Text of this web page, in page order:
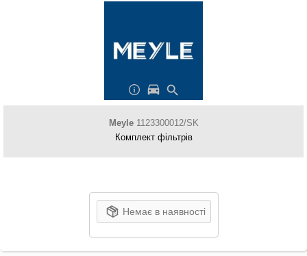
Meyle1123300012/SK
Комплект фільтрів
Немає в наявності